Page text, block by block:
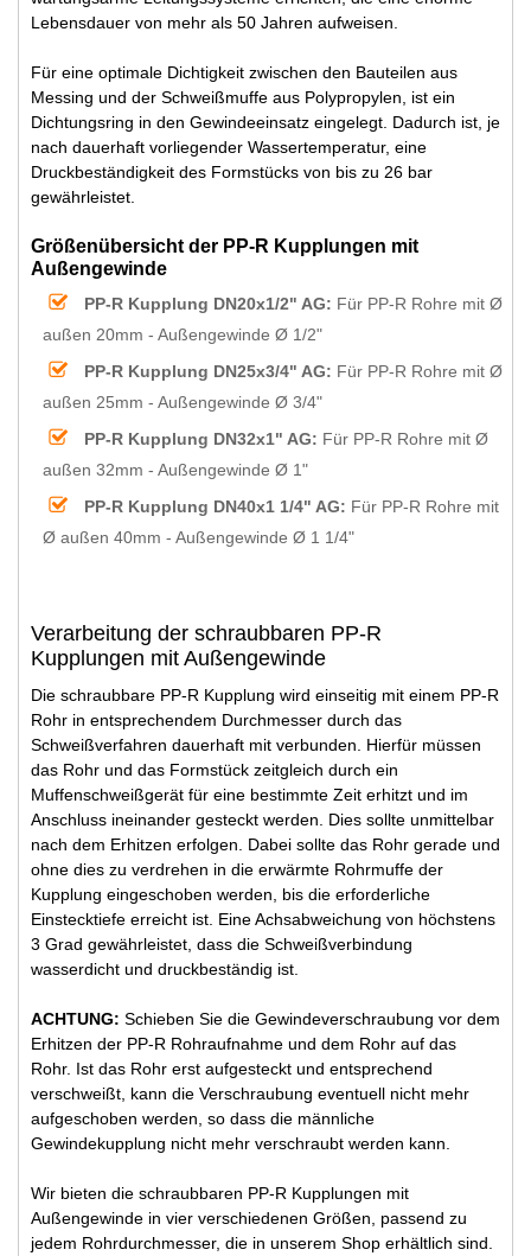
Lebensdauer von mehr als 50 Jahren aufweisen.
Für eine optimale Dichtigkeit zwischen den Bauteilen aus
Messing und der Schweißmuffe aus Polypropylen, ist ein
Dichtungsring in den Gewindeeinsatz eingelegt. Dadurch ist, je
nach dauerhaft vorliegender Wassertemperatur, eine
Druckbeständigkeit des Formstücks von bis zu 26 bar
gewährleistet.
Größenübersicht der PP-R Kupplungen mit
Außengewinde
PP-R Kupplung DN20x1/2" AG: Für PP-R Rohre mit Ø
außen 20mm - Außengewinde Ø 1/2"
PP-R Kupplung DN25x3/4" AG: Für PP-R Rohre mit Ø
außen 25mm - Außengewinde Ø 3/4"
PP-R Kupplung DN32x1" AG: Für PP-R Rohre mit Ø
außen 32mm - Außengewinde Ø 1"
PP-R Kupplung DN40x1 1/4" AG: Für PP-R Rohre mit
Ø außen 40mm - Außengewinde Ø 1 1/4"
Verarbeitung der schraubbaren PP-R
Kupplungen mit Außengewinde
Die schraubbare PP-R Kupplung wird einseitig mit einem PP-R
Rohr in entsprechendem Durchmesser durch das
Schweißverfahren dauerhaft mit verbunden. Hierfür müssen
das Rohr und das Formstück zeitgleich durch ein
Muffenschweißgerät für eine bestimmte Zeit erhitzt und im
Anschluss ineinander gesteckt werden. Dies sollte unmittelbar
nach dem Erhitzen erfolgen. Dabei sollte das Rohr gerade und
ohne dies zu verdrehen in die erwärmte Rohrmuffe der
Kupplung eingeschoben werden, bis die erforderliche
Einstecktiefe erreicht ist. Eine Achsabweichung von höchstens
3 Grad gewährleistet, dass die Schweißverbindung
wasserdicht und druckbeständig ist.
ACHTUNG: Schieben Sie die Gewindeverschraubung vor dem
Erhitzen der PP-R Rohraufnahme und dem Rohr auf das
Rohr. Ist das Rohr erst aufgesteckt und entsprechend
verschweißt, kann die Verschraubung eventuell nicht mehr
aufgeschoben werden, so dass die männliche
Gewindekupplung nicht mehr verschraubt werden kann.
Wir bieten die schraubbaren PP-R Kupplungen mit
Außengewinde in vier verschiedenen Größen, passend zu
jedem Rohrdurchmesser, die in unserem Shop erhältlich sind.